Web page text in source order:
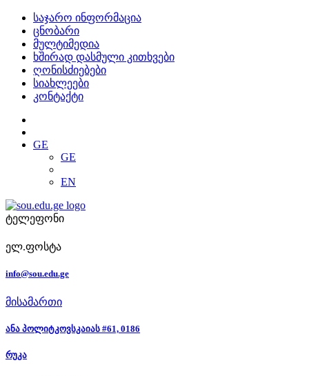
საჯარო ინფორმაცია
ცნობარი
მულტიმედია
ხშირად დასმული კითხვები
ღონისძიებები
სიახლეები
კონტაქტი
GE
GE
EN
ტელეფონი
ელ.ფოსტა
info@sou.edu.ge
მისამართი
ანა პოლიტკოვსკაიას #61, 0186
რუკა